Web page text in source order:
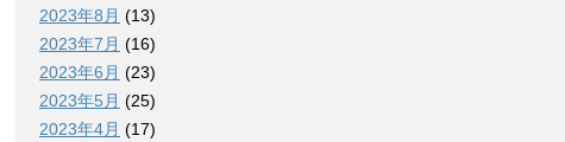
2023年8月 (13)
2023年7月 (16)
2023年6月 (23)
2023年5月 (25)
2023年4月 (17)